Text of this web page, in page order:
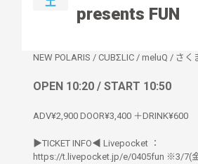
presents FUN
NEW POLARIS / CUBΣLIC / meluQ / さく
OPEN 10:20 / START 10:50
ADV¥2,900 DOOR¥3,400 ＋DRINK¥600
▶︎TICKET INFO◀︎ Livepocket ：
https://t.livepocket.jp/e/0405fun ※3/7(